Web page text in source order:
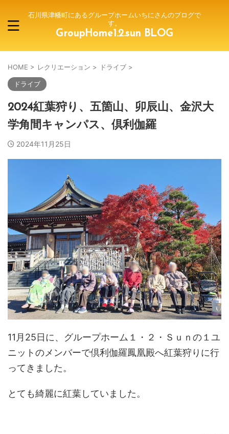
石川県津幡町にあるグループホームいちにさんのブログで
す。
GroupHome1.2.sun BLOG
HOME > レクリエーション > ドライブ >
ドライブ
2024紅葉狩り、五箇山、卯辰山、金沢大
学角間キャンパス、倶利伽羅
2024年11月25日
11月25日に、グループホーム１・２・Ｓｕｎの１ユ
ニットのメンバーで倶利伽羅鳳凰殿へ紅葉狩りに行
ってきました。
とても綺麗に紅葉していました。